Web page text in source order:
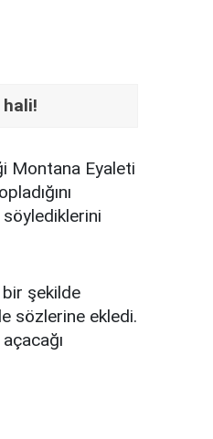
Montana Eyaleti
söylediklerini
bir şekilde
sözlerine ekledi.